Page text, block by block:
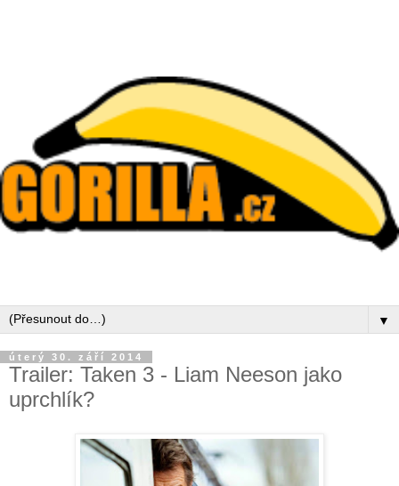
▼
úterý 30. září 2014
Trailer: Taken 3 - Liam Neeson jako
uprchlík?